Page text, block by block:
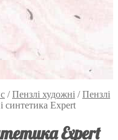
/Пензлі художні /Пензлі
синтетика Expert
Expert